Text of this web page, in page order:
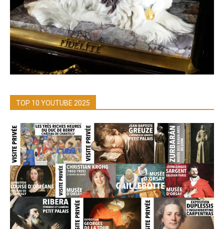
TOP 10 YOUTUBE 2025